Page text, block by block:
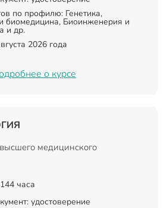
по профилю: Генетика,
биомедицина, Биоинженерия и
и др.
2026 года
о курсе
медицинского
часа
удостоверение